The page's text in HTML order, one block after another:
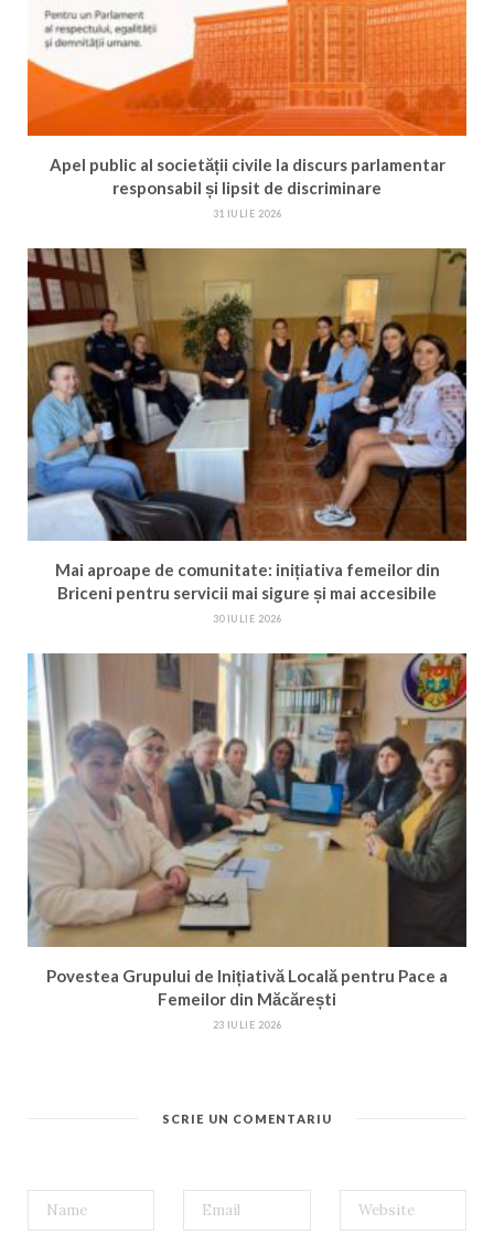
Apel public al societății civile la discurs parlamentar
responsabil și lipsit de discriminare
31 IULIE 2026
Mai aproape de comunitate: inițiativa femeilor din
Briceni pentru servicii mai sigure și mai accesibile
30 IULIE 2026
Povestea Grupului de Inițiativă Locală pentru Pace a
Femeilor din Măcărești
23 IULIE 2026
SCRIE UN COMENTARIU